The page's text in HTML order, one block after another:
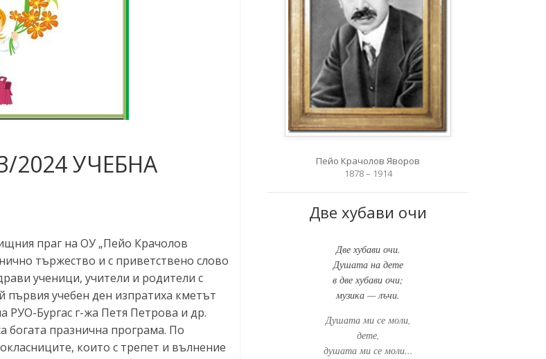
2024 УЧЕБНА
праг на ОУ „Пейо Крачолов
тържество и с приветствено слово
ученици, учители и родители с
първия учебен ден изпратиха кметът
Бургас г-жа Петя Петрова и др.
богата празнична програма. По
които с трепет и вълнение
Пейо Крачолов Яворов
1878 – 1914
Две хубави очи
Две хубави очи.
Душата на дете
в две хубави очи;
музика — лъчи.
Душата ми се моли,
дете,
душата ми се моли...